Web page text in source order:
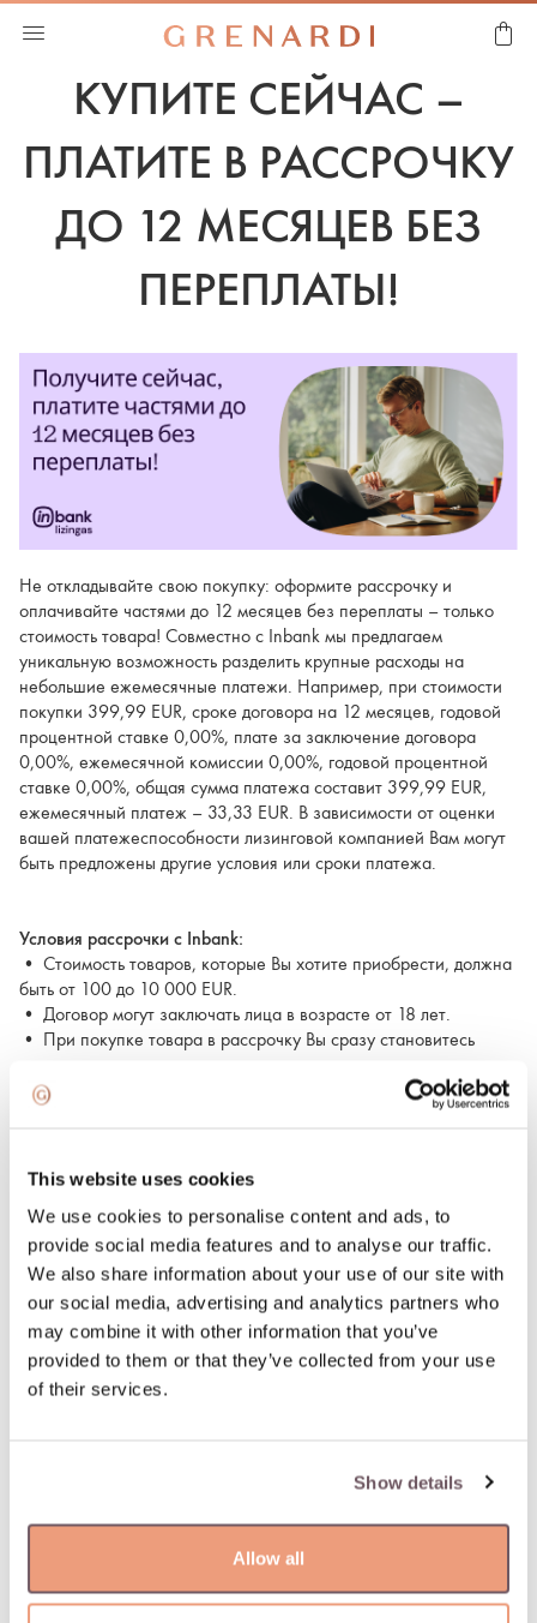
This website uses cookies
We use cookies to personalise content and ads, to
provide social media features and to analyse our traffic.
We also share information about your use of our site with
our social media, advertising and analytics partners who
may combine it with other information that you’ve
provided to them or that they’ve collected from your use
of their services.
Show details
Allow all
КУПИТЕ СЕЙЧАС –
ПЛАТИТЕ В РАССРОЧКУ
ДО 12 МЕСЯЦЕВ БЕЗ
ПЕРЕПЛАТЫ!
Не откладывайте свою покупку: оформите рассрочку и
оплачивайте частями до 12 месяцев без переплаты – только
стоимость товара! Совместно с Inbank мы предлагаем
уникальную возможность разделить крупные расходы на
небольшие ежемесячные платежи. Например, при стоимости
покупки 399,99 EUR, сроке договора на 12 месяцев, годовой
процентной ставке 0,00%, плате за заключение договора
0,00%, ежемесячной комиссии 0,00%, годовой процентной
ставке 0,00%, общая сумма платежа составит 399,99 EUR,
ежемесячный платеж – 33,33 EUR. В зависимости от оценки
вашей платежеспособности лизинговой компанией Вам могут
быть предложены другие условия или сроки платежа.
Условия рассрочки с Inbank:
• Стоимость товаров, которые Вы хотите приобрести, должна
быть от 100 до 10 000 EUR.
• Договор могут заключать лица в возрасте от 18 лет.
• При покупке товара в рассрочку Вы сразу становитесь
• Общая сумма будет разделена на ежемесячные платежи, и
самообслуживанияhttps://inbank.lt/ident/prisijungti
ЛЕГКИЙ И БЫСТРЫЙ
ПРОЦЕСС ПОКУПКИ В